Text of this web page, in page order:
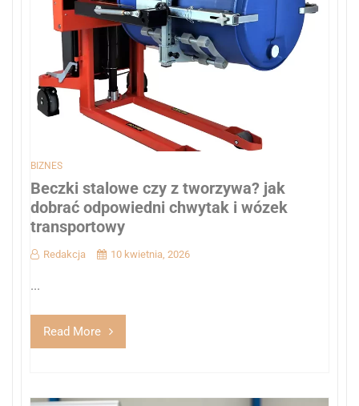
BIZNES
Beczki stalowe czy z tworzywa? jak
dobrać odpowiedni chwytak i wózek
transportowy
Redakcja 10 kwietnia, 2026
...
Read More